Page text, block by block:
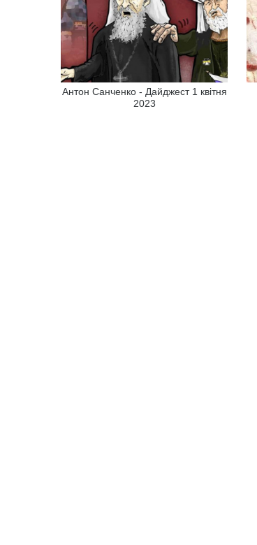
Антон Санченко - Дайджест 1 квітня
2023